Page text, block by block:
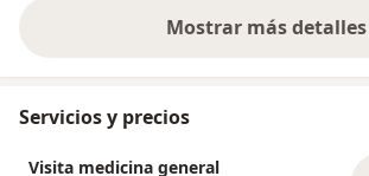
Mostrar más detalles
sobre la
Servicios y precios
Visita medicina general